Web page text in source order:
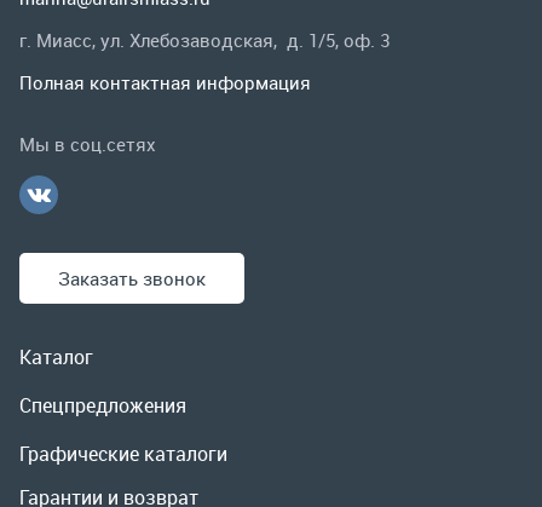
Спецпредложения
Гарантии и возврат
Заказать звонок